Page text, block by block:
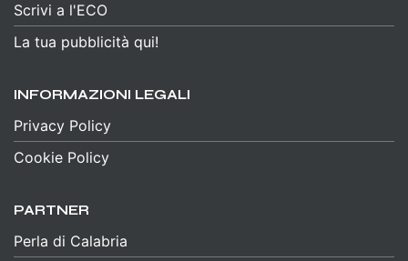
Scrivi a l'ECO
La tua pubblicità qui!
INFORMAZIONI LEGALI
Privacy Policy
Cookie Policy
PARTNER
Perla di Calabria